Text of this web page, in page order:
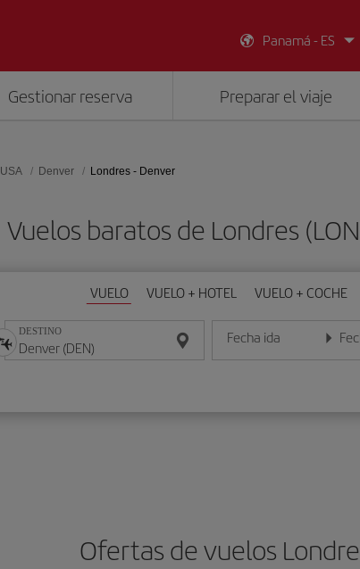
Panamá - ES
Gestionar reserva Preparar el viaje
USA Denver Londres - Denver
Vuelos baratos de Londres
VUELO VUELO + HOTEL VUELO + COCHE
DESTINO Fecha ida
Introduce la fecha en
Ofertas de vuelos